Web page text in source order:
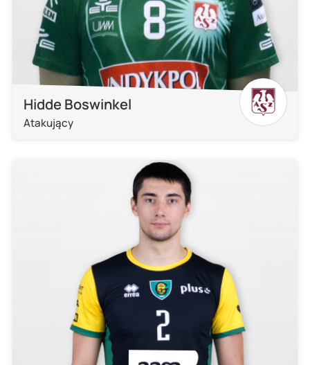
Hidde Boswinkel
Atakujący